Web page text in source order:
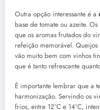
Outra opção interessante é a
base de tomate ou azeite.
que os aromas frutados do
refeição memorável. Queijos
vão muito bem com vinhos
que é tanto refrescante
É importante lembrar que a
harmonização. Servindo os
frios, entre 12°C e 14°C,